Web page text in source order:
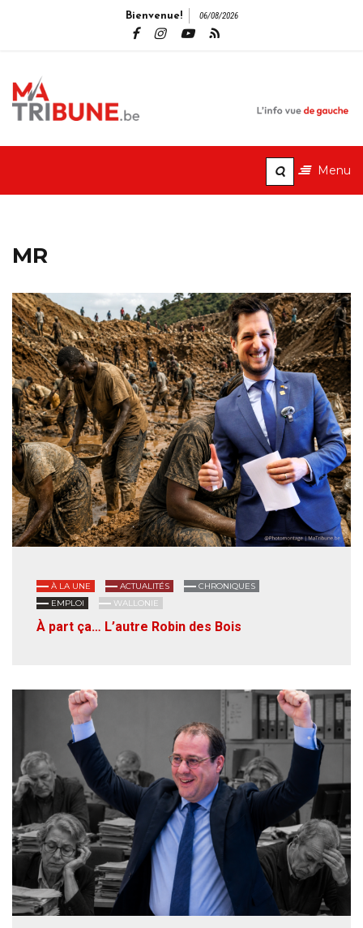
Bienvenue! 06/08/2026
Menu
MR
À LA UNE ACTUALITÉS
CHRONIQUES
EMPLOI
WALLONIE
À part ça… L’autre Robin des Bois
Pagination
des